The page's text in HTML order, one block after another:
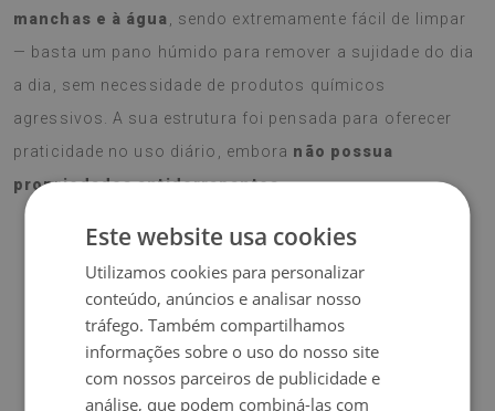
manchas e à água
, sendo extremamente fácil de limpar
— basta um pano húmido para remover a sujidade do dia
a dia, sem necessidade de produtos químicos
agressivos. A sua estrutura foi pensada para oferecer
praticidade no uso diário, embora não possua
propriedades antiderrapantes.
Material:Vinil revestido com malha de poliéster (PES).
Espessura:1,6 mm.
Alta resistência adescoloração e raios UV.
Este website usa cookies
Utilizamos cookies para personalizar
conteúdo, anúncios e analisar nosso
tráfego. Também compartilhamos
informações sobre o uso do nosso site
com nossos parceiros de publicidade e
análise, que podem combiná-las com